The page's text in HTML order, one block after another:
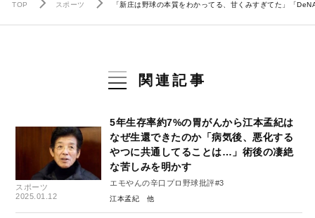
TOP スポーツ 「新庄は野球の本質をわかってる、甘くみすぎてた」「
関連記事
スポーツ
2025.01.12
5年生存率約7%の胃がんから江本孟紀は
なぜ生還できたのか「病気後、悪化する
やつに共通してることは…」術後の凄絶
な苦しみを明かす
エモやんの辛口プロ野球批評#3
江本孟紀